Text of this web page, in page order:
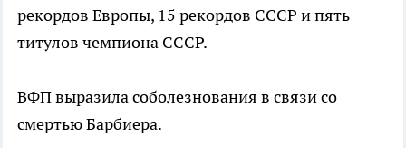
рекордов Европы, 15 рекордов СССР и пять
титулов чемпиона СССР.
ВФП выразила соболезнования в связи со
смертью Барбиера.